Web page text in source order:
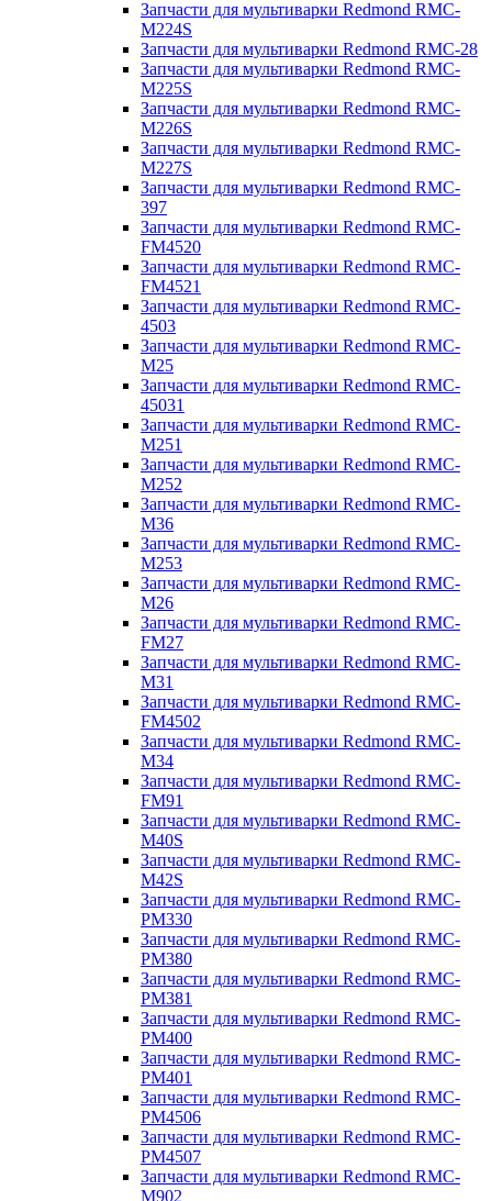
Запчасти для мультиварки Redmond RMC-
M224S
Запчасти для мультиварки Redmond RMC-28
Запчасти для мультиварки Redmond RMC-
M225S
Запчасти для мультиварки Redmond RMC-
M226S
Запчасти для мультиварки Redmond RMC-
M227S
Запчасти для мультиварки Redmond RMC-
397
Запчасти для мультиварки Redmond RMC-
FM4520
Запчасти для мультиварки Redmond RMC-
FM4521
Запчасти для мультиварки Redmond RMC-
4503
Запчасти для мультиварки Redmond RMC-
M25
Запчасти для мультиварки Redmond RMC-
45031
Запчасти для мультиварки Redmond RMC-
M251
Запчасти для мультиварки Redmond RMC-
M252
Запчасти для мультиварки Redmond RMC-
M36
Запчасти для мультиварки Redmond RMC-
M253
Запчасти для мультиварки Redmond RMC-
M26
Запчасти для мультиварки Redmond RMC-
FM27
Запчасти для мультиварки Redmond RMC-
M31
Запчасти для мультиварки Redmond RMC-
FM4502
Запчасти для мультиварки Redmond RMC-
M34
Запчасти для мультиварки Redmond RMC-
FM91
Запчасти для мультиварки Redmond RMC-
M40S
Запчасти для мультиварки Redmond RMC-
M42S
Запчасти для мультиварки Redmond RMC-
PM330
Запчасти для мультиварки Redmond RMC-
PM380
Запчасти для мультиварки Redmond RMC-
PM381
Запчасти для мультиварки Redmond RMC-
PM400
Запчасти для мультиварки Redmond RMC-
PM401
Запчасти для мультиварки Redmond RMC-
PM4506
Запчасти для мультиварки Redmond RMC-
PM4507
Запчасти для мультиварки Redmond RMC-
M902